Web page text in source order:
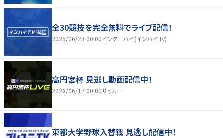
全30競技を完全無料でライブ配信！
2025/06/23 00:00インターハイ(インハイ.tv)
高円宮杯 見逃し動画配信中！
2026/06/17 00:00サッカー
東都大学野球入替戦 見逃し配信中！